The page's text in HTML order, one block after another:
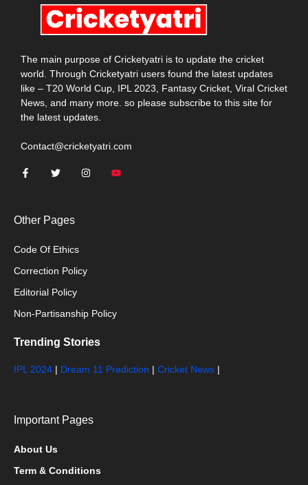
The main purpose of Cricketyatri is to update the cricket
world. Through Cricketyatri users found the latest updates
like – T20 World Cup, IPL 2023, Fantasy Cricket, Viral Cricket
News, and many more. so please subscribe to this site for
the latest updates.
Contact@cricketyatri.com
Other Pages
Code Of Ethics
Correction Policy
Editorial Policy
Non-Partisanship Policy
Trending Stories
IPL 2024 | Dream 11 Prediction | Cricket News |
Important Pages
About Us
Term & Conditions